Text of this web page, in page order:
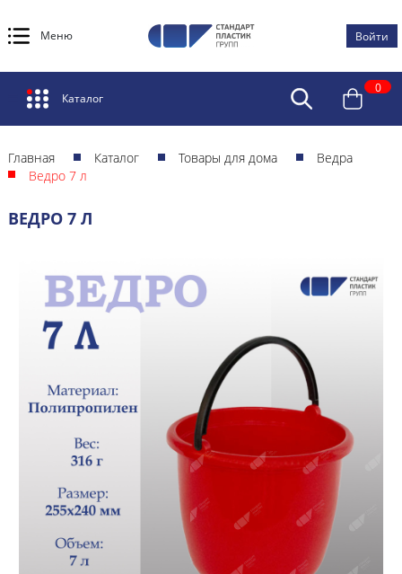
Меню Войти
Каталог
0
Главная Каталог Товары для дома
Ведра
Ведро 7 л
ВЕДРО 7 Л